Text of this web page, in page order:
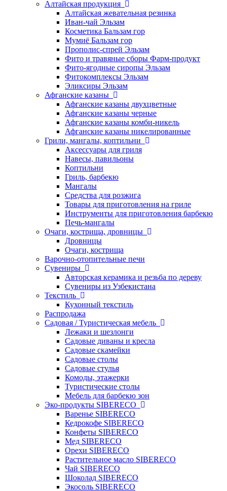
Алтайская продукция
Алтайская жевательная резинка
Иван-чай Эльзам
Косметика Бальзам гор
Мумиё Бальзам гор
Прополис-спрей Эльзам
Фито и травяные сборы Фарм-продукт
Фито-ягодные сиропы Эльзам
Фитокомплексы Эльзам
Эликсиры Эльзам
Афганские казаны
Афганские казаны двухцветные
Афганские казаны черные
Афганские казаны комби-никель
Афганские казаны никелированные
Грили, мангалы, коптильни
Аксессуары для гриля
Навесы, павильоны
Коптильни
Гриль, барбекю
Мангалы
Средства для розжига
Товары для приготовления на гриле
Инструменты для приготовления барбекю
Печь-мангалы
Очаги, кострища, дровницы
Дровницы
Очаги, кострища
Варочно-отопительные печи
Сувениры
Авторская керамика и резьба по дереву
Сувениры из Узбекистана
Текстиль
Кухонный текстиль
Распродажа
Садовая / Туристическая мебель
Лежаки и шезлонги
Садовые диваны и кресла
Садовые скамейки
Садовые столы
Садовые стулья
Комоды, этажерки
Туристические столы
Мебель для барбекю зон
Эко-продукты SIBERECO
Варенье SIBERECO
Кедрокофе SIBERECO
Конфеты SIBERECO
Мед SIBERECO
Орехи SIBERECO
Растительное масло SIBERECO
Чай SIBERECO
Шоколад SIBERECO
Экосоль SIBERECO